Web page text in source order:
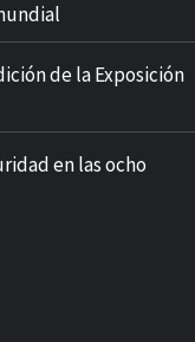
de la Exposición
en las ocho